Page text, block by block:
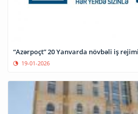
“Azərpoçt” 20 Yanvarda növbəli iş
19-01-2026